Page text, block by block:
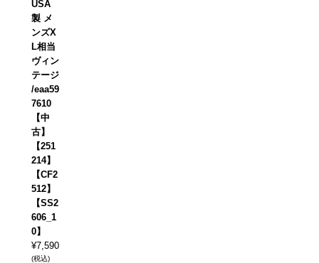
USA
製 メ
ンズX
L相当
ヴィン
テージ
/eaa59
7610
【中
古】
【251
214】
【CF2
512】
【SS2
606_1
0】
¥7,590
(税込)